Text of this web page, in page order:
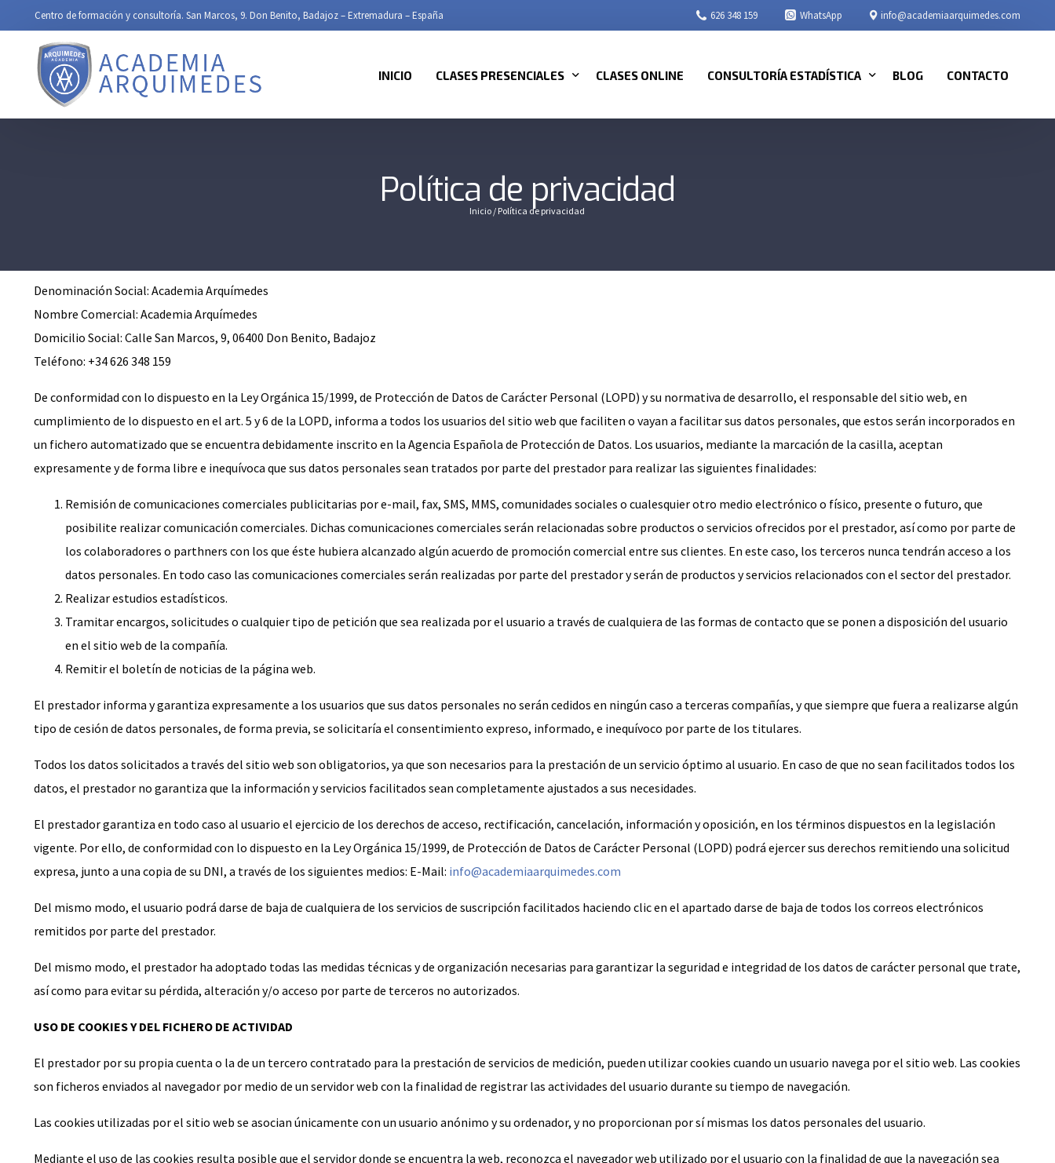
contenidoCentro de formación y consultoría. San Marcos, 9. Don Benito, Badajoz – Extremadura – España 626 348 159 WhatsApp info@academiaarquimedes.com
INICIO CLASES PRESENCIALES
MATERIAS QUE IMPARTIMOS
NIVELES QUE IMPARTIMOS
CLASES ONLINE CONSULTORÍA ESTADÍSTICA BLOG CONTACTO
Política de privacidad
Inicio / Política de privacidad
Denominación Social: Academia Arquímedes
Nombre Comercial: Academia Arquímedes
Domicilio Social: Calle San Marcos, 9, 06400 Don Benito, Badajoz
Teléfono: +34 626 348 159
De conformidad con lo dispuesto en la Ley Orgánica 15/1999, de Protección de Datos de Carácter Personal (LOPD) y su normativa de desarrollo, el responsable del sitio web, en
cumplimiento de lo dispuesto en el art. 5 y 6 de la LOPD, informa a todos los usuarios del sitio web que faciliten o vayan a facilitar sus datos personales, que estos serán incorporados en
un fichero automatizado que se encuentra debidamente inscrito en la Agencia Española de Protección de Datos. Los usuarios, mediante la marcación de la casilla, aceptan
expresamente y de forma libre e inequívoca que sus datos personales sean tratados por parte del prestador para realizar las siguientes finalidades:
Remisión de comunicaciones comerciales publicitarias por e-mail, fax, SMS, MMS, comunidades sociales o cualesquier otro medio electrónico o físico, presente o futuro, que
posibilite realizar comunicación comerciales. Dichas comunicaciones comerciales serán relacionadas sobre productos o servicios ofrecidos por el prestador, así como por parte de
los colaboradores o parthners con los que éste hubiera alcanzado algún acuerdo de promoción comercial entre sus clientes. En este caso, los terceros nunca tendrán acceso a los
datos personales. En todo caso las comunicaciones comerciales serán realizadas por parte del prestador y serán de productos y servicios relacionados con el sector del prestador.
Realizar estudios estadísticos.
Tramitar encargos, solicitudes o cualquier tipo de petición que sea realizada por el usuario a través de cualquiera de las formas de contacto que se ponen a disposición del usuario
en el sitio web de la compañía.
Remitir el boletín de noticias de la página web.
El prestador informa y garantiza expresamente a los usuarios que sus datos personales no serán cedidos en ningún caso a terceras compañías, y que siempre que fuera a realizarse algún
tipo de cesión de datos personales, de forma previa, se solicitaría el consentimiento expreso, informado, e inequívoco por parte de los titulares.
Todos los datos solicitados a través del sitio web son obligatorios, ya que son necesarios para la prestación de un servicio óptimo al usuario. En caso de que no sean facilitados todos los
datos, el prestador no garantiza que la información y servicios facilitados sean completamente ajustados a sus necesidades.
El prestador garantiza en todo caso al usuario el ejercicio de los derechos de acceso, rectificación, cancelación, información y oposición, en los términos dispuestos en la legislación
vigente. Por ello, de conformidad con lo dispuesto en la Ley Orgánica 15/1999, de Protección de Datos de Carácter Personal (LOPD) podrá ejercer sus derechos remitiendo una solicitud
expresa, junto a una copia de su DNI, a través de los siguientes medios: E-Mail: info@academiaarquimedes.com
Del mismo modo, el usuario podrá darse de baja de cualquiera de los servicios de suscripción facilitados haciendo clic en el apartado darse de baja de todos los correos electrónicos
remitidos por parte del prestador.
Del mismo modo, el prestador ha adoptado todas las medidas técnicas y de organización necesarias para garantizar la seguridad e integridad de los datos de carácter personal que trate,
así como para evitar su pérdida, alteración y/o acceso por parte de terceros no autorizados.
USO DE COOKIES Y DEL FICHERO DE ACTIVIDAD
El prestador por su propia cuenta o la de un tercero contratado para la prestación de servicios de medición, pueden utilizar cookies cuando un usuario navega por el sitio web. Las cookies
son ficheros enviados al navegador por medio de un servidor web con la finalidad de registrar las actividades del usuario durante su tiempo de navegación.
Las cookies utilizadas por el sitio web se asocian únicamente con un usuario anónimo y su ordenador, y no proporcionan por sí mismas los datos personales del usuario.
Mediante el uso de las cookies resulta posible que el servidor donde se encuentra la web, reconozca el navegador web utilizado por el usuario con la finalidad de que la navegación sea